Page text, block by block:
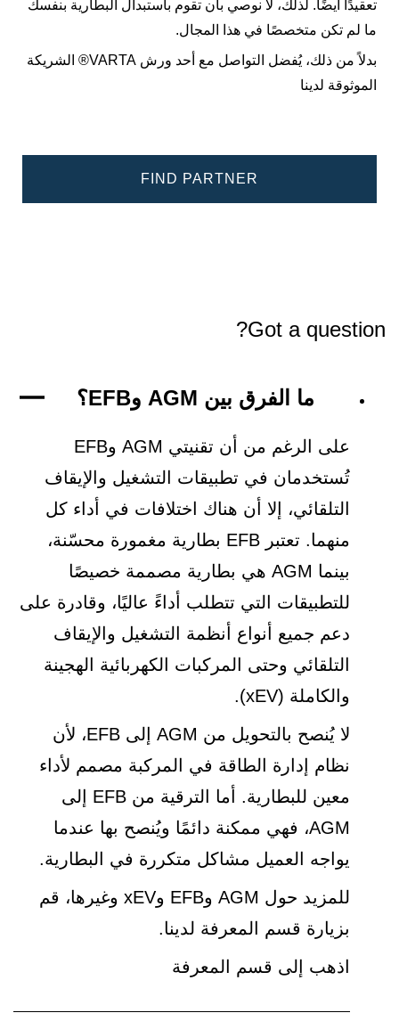
تعقيدًا أيضًا. لذلك، لا نوصي بأن تقوم باستبدال البطارية بنفسك
ما لم تكن متخصصًا في هذا المجال.
بدلاً من ذلك، يُفضل التواصل مع أحد ورش VARTA® الشريكة
الموثوقة لدينا
FIND PARTNER
Got a question?
ما الفرق بين AGM وEFB؟
على الرغم من أن تقنيتي AGM وEFB
تُستخدمان في تطبيقات التشغيل والإيقاف
التلقائي، إلا أن هناك اختلافات في أداء كل
منهما. تعتبر EFB بطارية مغمورة محسّنة،
بينما AGM هي بطارية مصممة خصيصًا
للتطبيقات التي تتطلب أداءً عاليًا، وقادرة على
دعم جميع أنواع أنظمة التشغيل والإيقاف
التلقائي وحتى المركبات الكهربائية الهجينة
والكاملة (xEV).
لا يُنصح بالتحويل من AGM إلى EFB، لأن
نظام إدارة الطاقة في المركبة مصمم لأداء
معين للبطارية. أما الترقية من EFB إلى
AGM، فهي ممكنة دائمًا ويُنصح بها عندما
يواجه العميل مشاكل متكررة في البطارية.
للمزيد حول AGM وEFB وxEV وغيرها، قم
بزيارة قسم المعرفة لدينا.
اذهب إلى قسم المعرفة